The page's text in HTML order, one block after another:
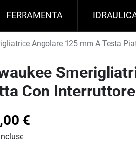
FERRAMENTA
Angolare 125 mm A Testa
Con
€